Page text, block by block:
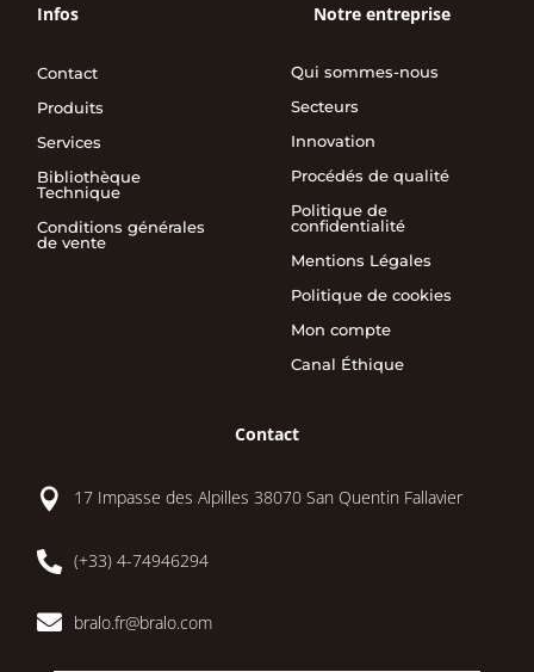
Infos
Contact
Produits
Services
Bibliothèque
Technique
Conditions générales
de vente
Notre entreprise
Qui sommes-nous
Secteurs
Innovation
Procédés de qualité
Politique de
confidentialité
Mentions Légales
Politique de cookies
Mon compte
Canal Éthique
Contact
 17 Impasse des Alpilles 38070 San Quentin Fallavier
 (+33) 4-74946294
 bralo.fr@bralo.com